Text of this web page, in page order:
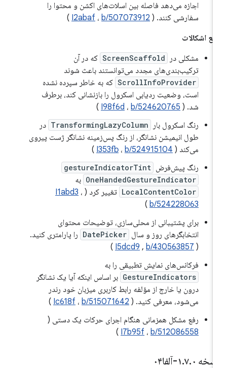
اجازه می‌دهد فاصله بین اسلات‌های اکشن و محتوا را
سفارشی کنند. (
I2abaf،b/507073912
)
اشکالات
مشکلی در ScreenScaffold که در آن
ترکیب‌بندی‌های مجدد می‌توانستند باعث شوند
ScrollInfoProvider که به خاطر سپرده نشده
است، وضعیت ردیابی اسکرول را بازنشانی کند، برطرف
شد. (
I98f6d،b/524620765
)
رنگ اسکرول بار TransformingLazyColumn در
طول انیمیشن نشانگر، از رنگ پس‌زمینه نشانگر ژست پیروی
می‌کند (
I353fb،b/524915104
)
رنگ پیش‌فرض gestureIndicatorTint
OneHandedGestureIndicator به
LocalContentColor تغییر کرد ( I1abd3 ،
b/524228063
)
برای پشتیبانی از محلی‌سازی، توضیحات محتوای
انتخابگرهای روز و سال DatePicker را پارامتری کنید.
I5dcd9,b/430563857
)
فرکانس‌های نمایش تطبیقی ​​را به
GestureIndicators بر اساس اینکه آیا یک نشانگر
درون یا خارج از مؤلفه رابط کاربری میزبان خود رندر
می‌شود، معرفی کنید. (
Ic618f،b/515071642
)
رفع مشکل همزمانی هنگام اجرای حرکات یک دستی (
I7b95f،b/512086558
)
۱ .۷.۰-آلفا۰۴